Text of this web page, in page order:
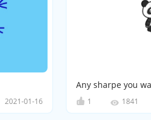
2021-01-16
Any sharpe you
1 1841